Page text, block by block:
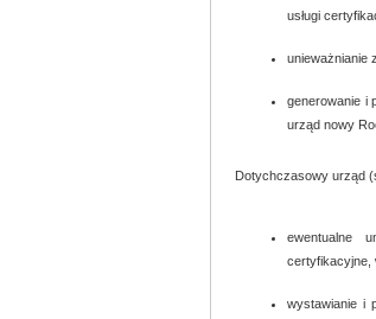
usługi
unieważnianie
generowanie i
urząd nowy
Dotychczasowy urząd
ewentualne
certyfikacyjne,
wystawianie i